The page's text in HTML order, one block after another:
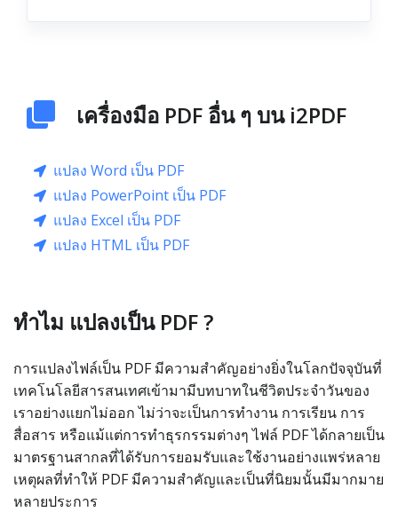
เครื่องมือ PDF อื่น ๆ บน i2PDF
แปลง Word เป็น PDF
แปลง PowerPoint เป็น PDF
แปลง Excel เป็น PDF
แปลง HTML เป็น PDF
ทำไม แปลงเป็น PDF ?
การแปลงไฟล์เป็น PDF มีความสำคัญอย่างยิ่งในโลกปัจจุบันที่
เทคโนโลยีสารสนเทศเข้ามามีบทบาทในชีวิตประจำวันของ
เราอย่างแยกไม่ออก ไม่ว่าจะเป็นการทำงาน การเรียน การ
สื่อสาร หรือแม้แต่การทำธุรกรรมต่างๆ ไฟล์ PDF ได้กลายเป็น
มาตรฐานสากลที่ได้รับการยอมรับและใช้งานอย่างแพร่หลาย
เหตุผลที่ทำให้ PDF มีความสำคัญและเป็นที่นิยมนั้นมีมากมาย
หลายประการ